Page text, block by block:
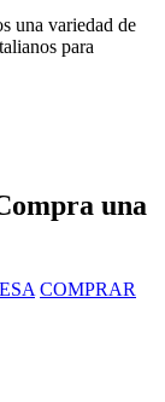
una variedad de
para
una
COMPRAR